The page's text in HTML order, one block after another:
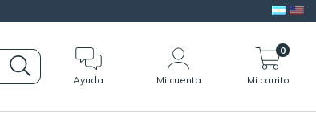
Ayuda Mi cuenta Mi carrito
0